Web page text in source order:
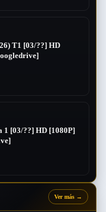
T1 [03/??] HD
1 [03/??] HD [1080P]
Ver más →